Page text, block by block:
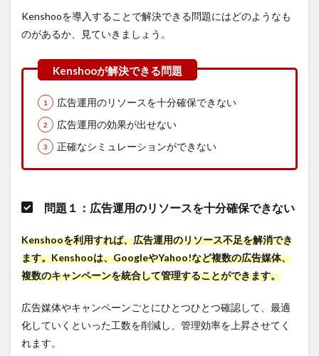
広告自動
最適化ツ
ールまと
3.2
に合
った
広告
自動
最適
化ツ
ぶポ
3.2.1
POINT
しい機
能があ
るか
Kenshooを導入することで解決できる問題にはどのようなも
のがあるか、見ていきましょう。
広告運用のリソースを十分確保できない
広告運用の効果が出せない
正確なシミュレーションができない
問題１：広告運用のリソースを十分確保できない
Kenshooを利用すれば、広告運用のリソース不足を解消でき
ます。Kenshooは、GoogleやYahoo!など複数の広告媒体、
複数のキャンペーンを統合して管理することができます。
広告媒体やキャンペーンごとにひとつひとつ確認して、最適
化していくといった工数を削減し、管理効率を上昇させてく
れます。